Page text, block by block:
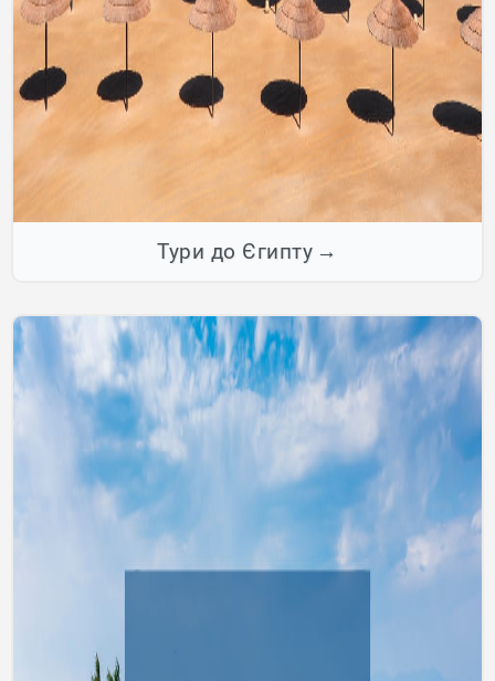
Тури до Єгипту